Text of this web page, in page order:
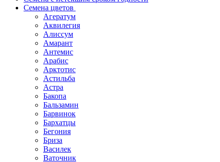
Семена цветов
Агератум
Аквилегия
Алиссум
Амарант
Антемис
Арабис
Арктотис
Астильба
Астра
Бакопа
Бальзамин
Барвинок
Бархатцы
Бегония
Бриза
Василек
Ваточник